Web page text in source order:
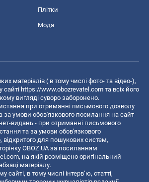
Плітки
Мода
матеріалів ( в тому числі фото- та відео-),
сайті https://www.obozrevatel.com та всіх його
вигляді суворо заборонено.
при отриманні письмового дозволу
за умови обов'язкового посилання на сайт
видань - при отриманні письмового
та за умови обов'язкового
для пошукових систем,
OBOZ.UA за посиланням
, на якій розміщено оригінальний
матеріалу.
сайті, в тому числі інтерв’ю, статті,